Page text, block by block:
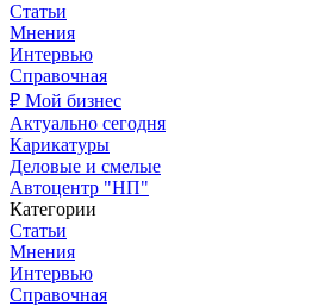
Статьи
Мнения
Интервью
Справочная
₽ Мой бизнес
Актуально сегодня
Карикатуры
Деловые и смелые
Автоцентр "НП"
Категории
Статьи
Мнения
Интервью
Справочная